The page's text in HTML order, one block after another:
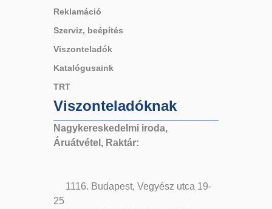
Reklamáció
Szerviz, beépítés
Viszonteladók
Katalógusaink
TRT
Viszonteladóknak
Nagykereskedelmi iroda,
Áruátvétel, Raktár:
1116. Budapest, Vegyész utca 19-
25